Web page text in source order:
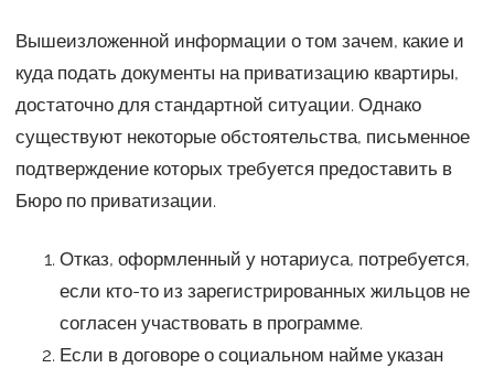
Вышеизложенной информации о том зачем, какие и
куда подать документы на приватизацию квартиры,
достаточно для стандартной ситуации. Однако
существуют некоторые обстоятельства, письменное
подтверждение которых требуется предоставить в
Бюро по приватизации.
Отказ, оформленный у нотариуса, потребуется,
если кто-то из зарегистрированных жильцов не
согласен участвовать в программе.
Если в договоре о социальном найме указан